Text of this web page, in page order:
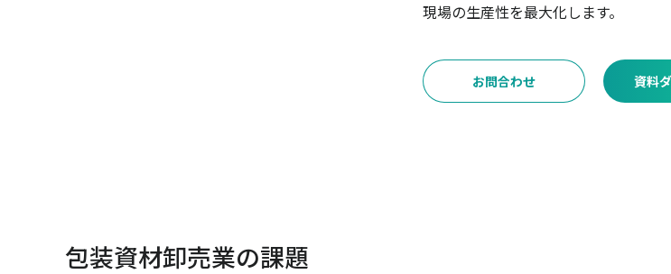
現場の生産性を最大化します。
お問合わせ 資料
包装資材卸売業の課題